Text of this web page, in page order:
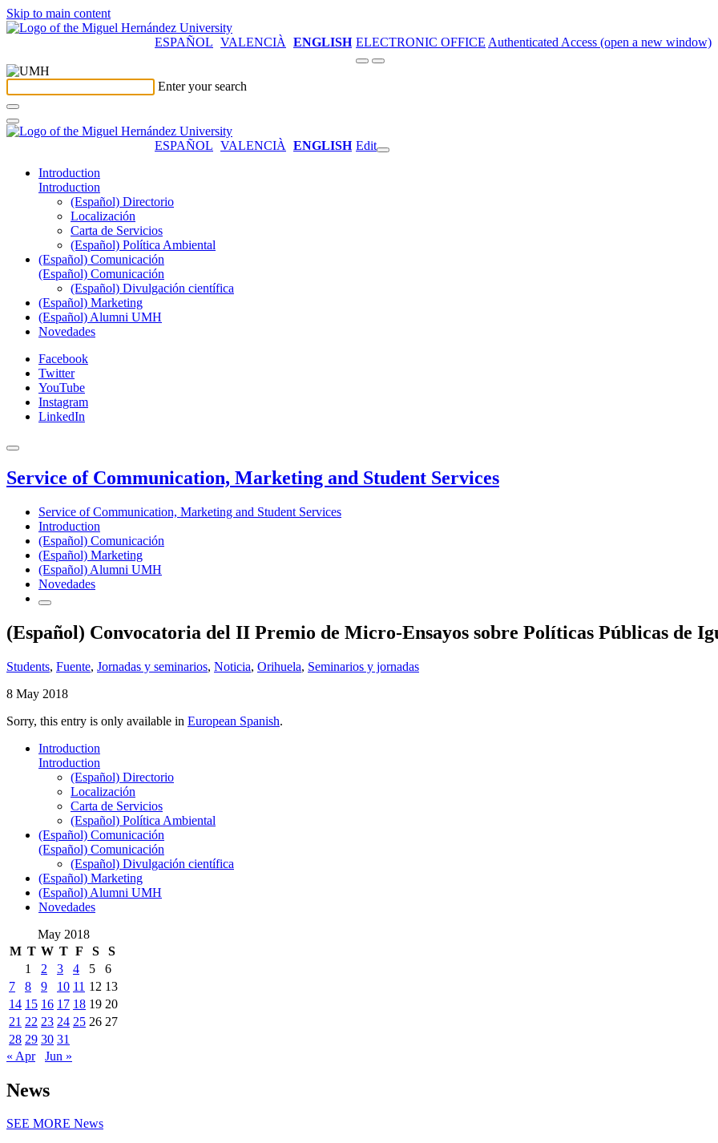
Skip to main content
ESPAÑOL VALENCIÀ ENGLISH ELECTRONIC OFFICE Authenticated Access (open a new window)
Enter your search
ESPAÑOL VALENCIÀ ENGLISH Edit
Introduction
Introduction
(Español) Directorio
Localización
Carta de Servicios
(Español) Política Ambiental
(Español) Comunicación
(Español) Comunicación
(Español) Divulgación científica
(Español) Marketing
(Español) Alumni UMH
Novedades
Facebook
Twitter
YouTube
Instagram
LinkedIn
Service of Communication, Marketing and Student Services
Service of Communication, Marketing and Student Services
Introduction
(Español) Comunicación
(Español) Marketing
(Español) Alumni UMH
Novedades
(Español) Convocatoria del II Premio de Micro-Ensayos sobre Políticas Públicas de
Students, Fuente, Jornadas y seminarios, Noticia, Orihuela, Seminarios y jornadas
8 May 2018
Sorry, this entry is only available in European Spanish.
Introduction
Introduction
(Español) Directorio
Localización
Carta de Servicios
(Español) Política Ambiental
(Español) Comunicación
(Español) Comunicación
(Español) Divulgación científica
(Español) Marketing
(Español) Alumni UMH
Novedades
May 2018
M T W T F S
S
1
2 3 4 5
6
7
8 9 10 11 12 13
14 15 16 17 18 19 20
21 22 23 24 25 26 27
28 29 30 31
« Apr
Jun »
News
SEE MORE News